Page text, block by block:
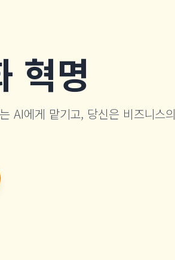
혁명
AI에게 맡기고, 당신은 비즈니스의